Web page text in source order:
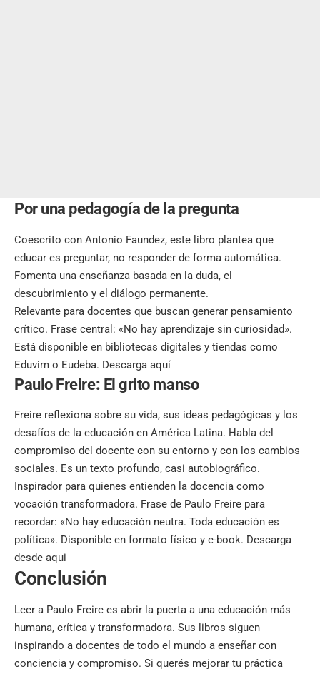
Por una pedagogía de la pregunta
Coescrito con Antonio Faundez, este libro plantea que
educar es preguntar, no responder de forma automática.
Fomenta una enseñanza basada en la duda, el
descubrimiento y el diálogo permanente.
Relevante para docentes que buscan generar pensamiento
crítico. Frase central: «No hay aprendizaje sin curiosidad».
Está disponible en bibliotecas digitales y tiendas como
Eduvim o Eudeba. Descarga aquí
Paulo Freire: El grito manso
Freire reflexiona sobre su vida, sus ideas pedagógicas y los
desafíos de la educación en América Latina. Habla del
compromiso del docente con su entorno y con los cambios
sociales. Es un texto profundo, casi autobiográfico.
Inspirador para quienes entienden la docencia como
vocación transformadora. Frase de Paulo Freire para
recordar: «No hay educación neutra. Toda educación es
política». Disponible en formato físico y e-book. Descarga
desde aqui
Conclusión
Leer a Paulo Freire es abrir la puerta a una educación más
humana, crítica y transformadora. Sus libros siguen
inspirando a docentes de todo el mundo a enseñar con
conciencia y compromiso. Si querés mejorar tu práctica